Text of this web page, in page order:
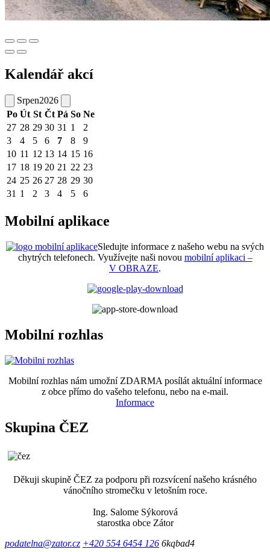
Kalendář akcí
Srpen2026
Po Út St Čt Pá So Ne
27 28 29 30 31 1
2
3
4 5 6 7 8
9
10 11 12 13 14 15 16
17 18 19 20 21 22 23
24 25 26 27 28 29 30
31 1 2 3 4 5 6
Mobilní aplikace
Sledujte informace z našeho webu na svých
chytrých telefonech. Využívejte naši novou mobilní aplikaci –
V OBRAZE.
Mobilní rozhlas
Mobilní rozhlas nám umožní ZDARMA posílát aktuální informace
z obce přímo do vašeho telefonu, nebo na e-mail.
Informace
Skupina ČEZ
Děkuji skupině ČEZ za podporu při rozsvícení našeho krásného
vánočního stromečku v letošním roce.
Ing. Salome Sýkorová
starostka obce Zátor
podatelna@zator.cz +420 554 6454 126 6kqbad4